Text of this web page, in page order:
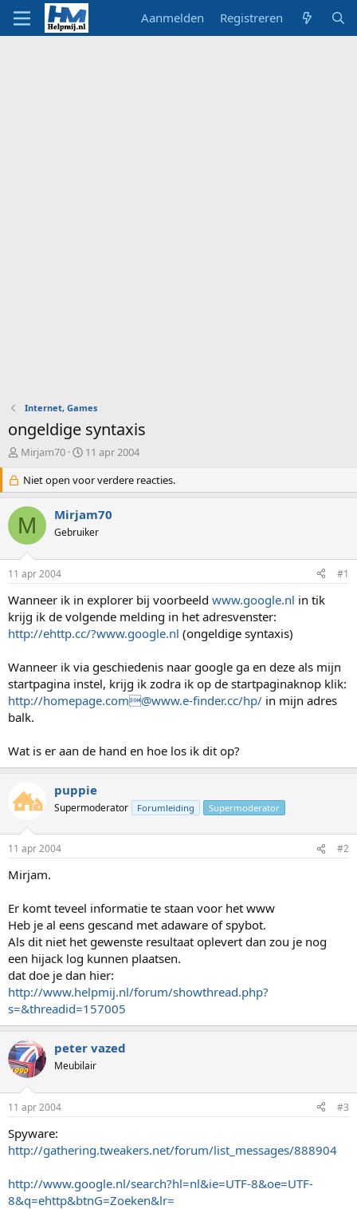
Aanmelden Registreren
Internet, Games
ongeldige syntaxis
O
d
e
r
w
e
s
t
a
r
t
r
Mirjam70
S
a
r
d
a
m
11 apr 2004
Niet open voor verdere reacties.
M Mirjam70
Gebruiker
11 apr 2004 #1
Wanneer ik in explorer bij voorbeeld www.google.nl in tik
krijg ik de volgende melding in het adresvenster:
http://ehttp.cc/?www.google.nl (ongeldige syntaxis)
Wanneer ik via geschiedenis naar google ga en deze als mijn
startpagina instel, krijg ik zodra ik op de startpaginaknop klik:
http://homepage.com@www.e-finder.cc/hp/ in mijn adres
balk.
Wat is er aan de hand en hoe los ik dit op?
puppie
Supermoderator Forumleiding Supermoderator
11 apr 2004 #2
Mirjam.
Er komt teveel informatie te staan voor het www
Heb je al eens gescand met adaware of spybot.
Als dit niet het gewenste resultaat oplevert dan zou je nog
een hijack log kunnen plaatsen.
dat doe je dan hier:
http://www.helpmij.nl/forum/showthread.php?
s=&threadid=157005
peter vazed
Meubilair
11 apr 2004 #3
Spyware:
http://gathering.tweakers.net/forum/list_messages/888904
http://www.google.nl/search?hl=nl&ie=UTF-8&oe=UTF-
8&q=ehttp&btnG=Zoeken&lr=